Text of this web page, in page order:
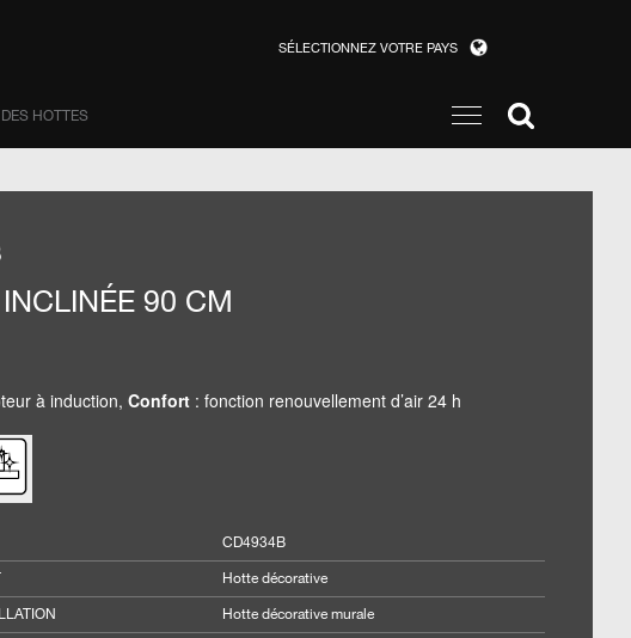
SÉLECTIONNEZ VOTRE PAYS
HOTTES
90 CM
à induction, Confort : fonction renouvellement d’air 24 h
CD4934B
Hotte décorative
Hotte décorative murale